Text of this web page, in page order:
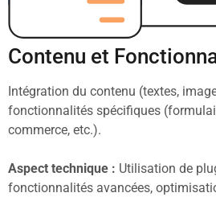
Contenu et
Intégration du contenu (textes,
fonctionnalités spécifiques
commerce, etc.).
Aspect technique : Utilisation de
fonctionnalités avancées,